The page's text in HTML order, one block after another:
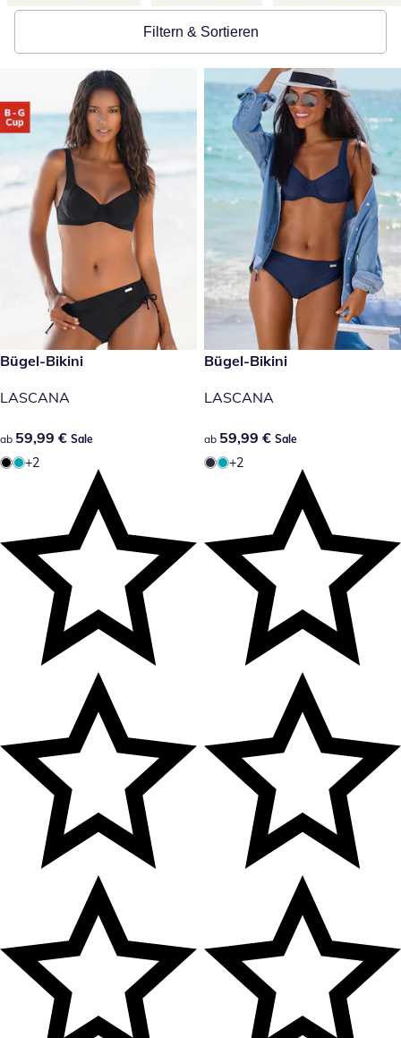
Filtern & Sortieren
59,99 €
Sale
Bügel-Bikini
LASCANA
59,99 €
ab 59,99 € Sale
+2
59,99 €
Sale
Bügel-Bikini
LASCANA
59,99 €
ab 59,99 € Sale
+2